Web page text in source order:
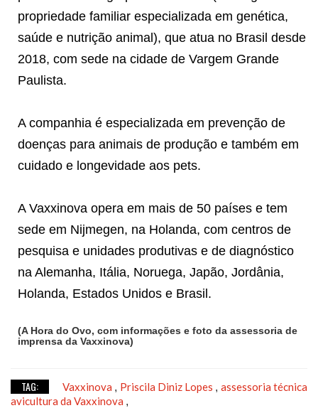
propriedade familiar especializada em genética,
saúde e nutrição animal), que atua no Brasil desde
2018, com sede na cidade de Vargem Grande
Paulista.
A companhia é especializada em prevenção de
doenças para animais de produção e também em
cuidado e longevidade aos pets.
A Vaxxinova opera em mais de 50 países e tem
sede em Nijmegen, na Holanda, com centros de
pesquisa e unidades produtivas e de diagnóstico
na Alemanha, Itália, Noruega, Japão, Jordânia,
Holanda, Estados Unidos e Brasil.
(A Hora do Ovo, com informações e foto da assessoria de
imprensa da Vaxxinova)
TAG: Vaxxinova , Priscila Diniz Lopes , assessoria técnica
avicultura da Vaxxinova ,